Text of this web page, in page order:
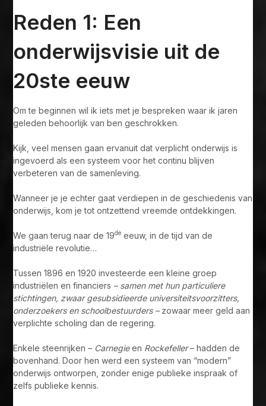
Reden 1: Een
onderwijsvisie uit de
20ste eeuw
Om te beginnen wil ik iets met je bespreken waar ik jaren
geleden behoorlijk van ben geschrokken.
Kijk, veel mensen gaan ervanuit dat verplicht onderwijs is
ingevoerd als een systeem voor het continu blijven
verbeteren van de samenleving.
Wanneer je je echter gaat verdiepen in de geschiedenis van
onderwijs, kom je tot ontzettend vreemde ontdekkingen.
We gaan terug naar de 19de eeuw, in de tijd van de
industriële revolutie…
Tussen 1896 en 1920 investeerde een kleine groep
industriëlen en financiers – samen met hun particuliere
stichtingen, zwaar gesubsidieerde universiteitsvoorzitters,
onderzoekers en schoolbestuurders –zowaar meer geld aan
verplichte scholing dan de regering.
Enkele steenrijken – Carnegieen Rockefeller– hadden de
bovenhand. Door hen werd een systeem van “modern”
onderwijs ontworpen, zonder enige publieke inspraak of
zelfs publieke kennis.